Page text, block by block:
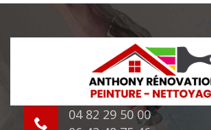
04 82 29 50 00